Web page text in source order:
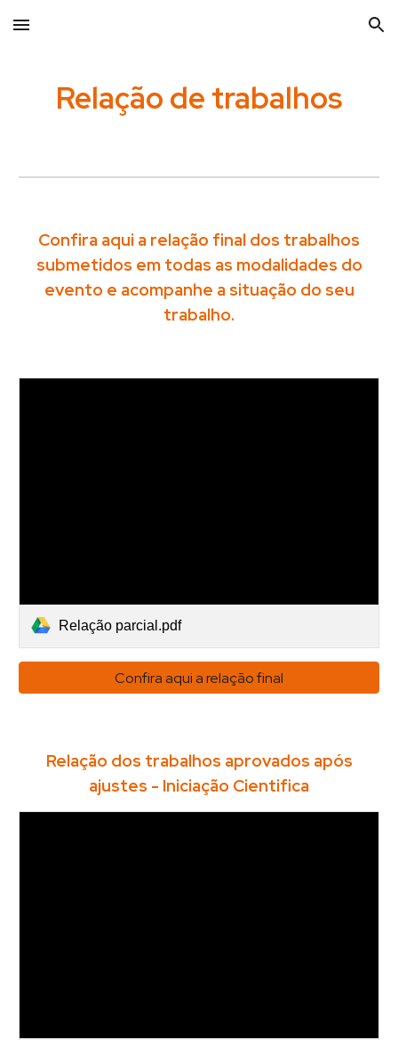
Skip to main content Skip to navigation
Relação de trabalhos
Confira aqui a relação final dos trabalhos
submetidos em todas as modalidades do
evento e acompanhe a situação do seu
trabalho.
Relação parcial.pdf
Confira aqui a relação final
Relação dos trabalhos aprovados após
ajustes - Iniciação Cientifica